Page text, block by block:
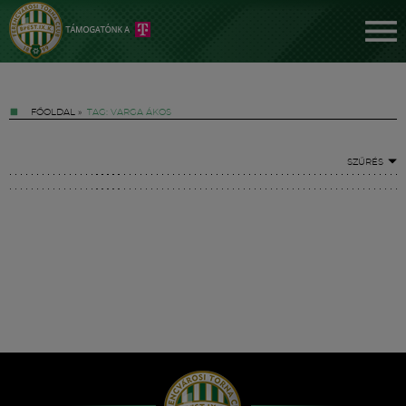
FŐOLDAL » TAG: VARGA ÁKOS
SZŰRÉS
Hírek